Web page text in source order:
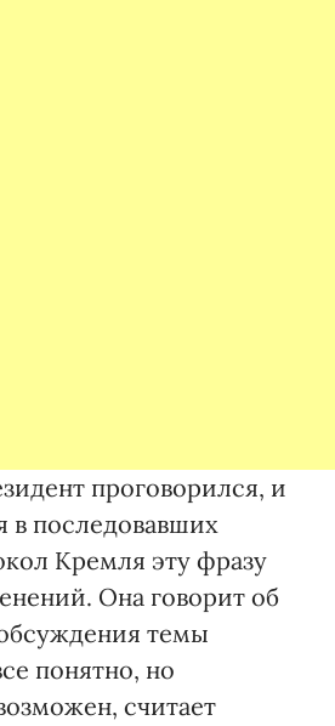
проговорился, и
в последовавших
Кремля эту фразу
Она говорит об
темы
понятно, но
считает